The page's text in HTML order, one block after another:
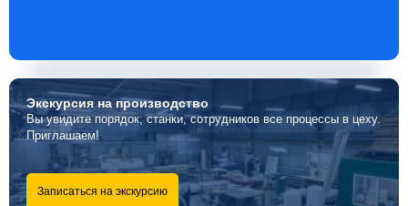
Экскурсияна производство
Вы увидите порядок, станки, сотрудников все процессы в цеху.
Приглашаем!
Записаться на экскурсию